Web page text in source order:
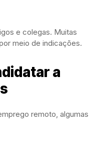
e colegas. Muitas
meio de indicações.
a
remoto, algumas